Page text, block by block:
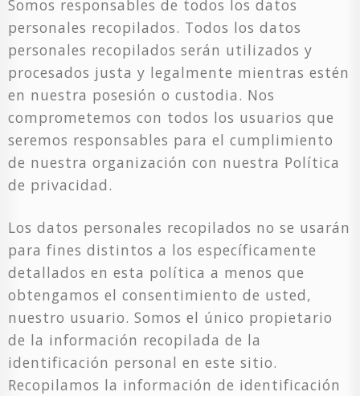
Somos responsables de todos los datos
personales recopilados. Todos los datos
personales recopilados serán utilizados y
procesados justa y legalmente mientras estén
en nuestra posesión o custodia. Nos
comprometemos con todos los usuarios que
seremos responsables para el cumplimiento
de nuestra organización con nuestra Política
de privacidad.
Los datos personales recopilados no se usarán
para fines distintos a los específicamente
detallados en esta política a menos que
obtengamos el consentimiento de usted,
nuestro usuario. Somos el único propietario
de la información recopilada de la
identificación personal en este sitio.
Recopilamos la información de identificación